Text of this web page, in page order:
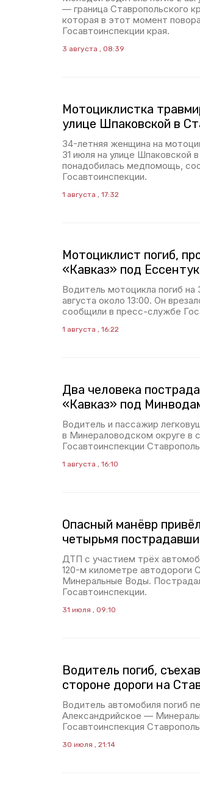
— граница Ставропольского
которая в этот момент
Госавтоинспекции края.
3 августа , 08:39
Мотоциклистка
улице Шпаковской в
34-летняя женщина на
31 июля на улице Шпаковской
понадобилась медпомощь,
Госавтоинспекции.
1 августа , 17:32
Мотоциклист погиб,
«Кавказ» под
Водитель мотоцикла погиб
августа около 13:00. Он
сообщили в пресс-службе
1 августа , 16:22
Два человека
«Кавказ» под
Водитель и пассажир
в Минераловодском округе в
Госавтоинспекции
1 августа , 16:10
Опасный манёвр
четырьмя
ДТП с участием трёх
120-м километре
Минеральные Воды.
Госавтоинспекции.
31 июля , 09:10
Водитель погиб,
стороне дороги на
Водитель автомобиля погиб
Александрийское —
Госавтоинспекция
30 июля , 21:14